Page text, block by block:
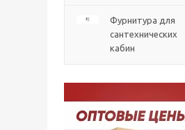
Фурнитура для
сантехнических
кабин